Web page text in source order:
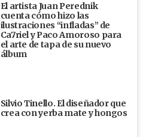
El artista Juan Perednik
cuenta cómo hizo las
ilustraciones “infladas” de
Ca7riel y Paco Amoroso para
el arte de tapa de su nuevo
álbum
Silvio Tinello. El diseñador que
crea con yerba mate y hongos